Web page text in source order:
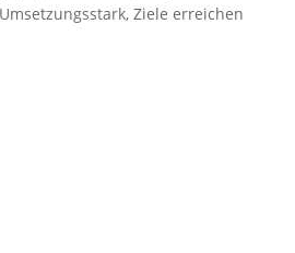
Umsetzungsstark, Ziele erreichen